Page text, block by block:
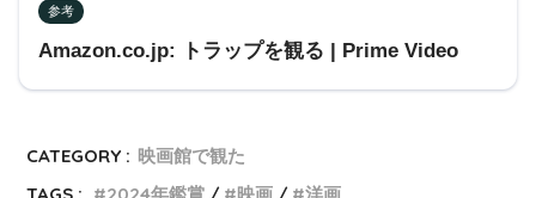
参考
Amazon.co.jp: トラップを観る | Prime Video
CATEGORY : 映画館で観た